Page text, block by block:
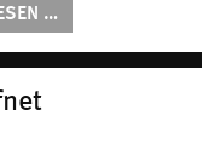
…KULTURRAT
KRITISIERT
ÜBER
KULTURELLE